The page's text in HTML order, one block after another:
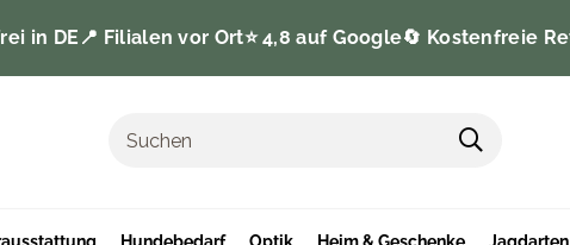
in DE 📍 Filialen vor Ort⭐️ 4,8 auf Google🔄 Kostenfreie